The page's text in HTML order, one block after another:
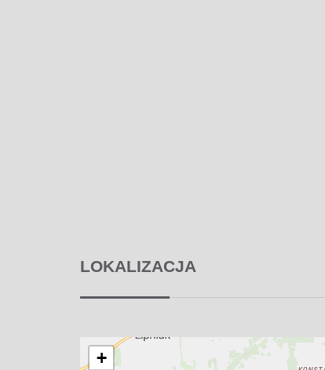
LOKALIZACJA
+